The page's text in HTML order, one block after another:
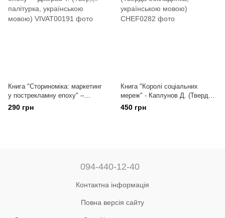
Книга "Сториноміка: маркетинг
у пострекламну епоху" –
Джерас Т. (Тверда палітурка,
українською мовою)
290 грн
Книга "Королі соціальних
мереж" - Каплунов Д. (Тверда
обкладинка, українською
мовою)
450 грн
094-440-12-40
Контактна інформація
Повна версія сайту